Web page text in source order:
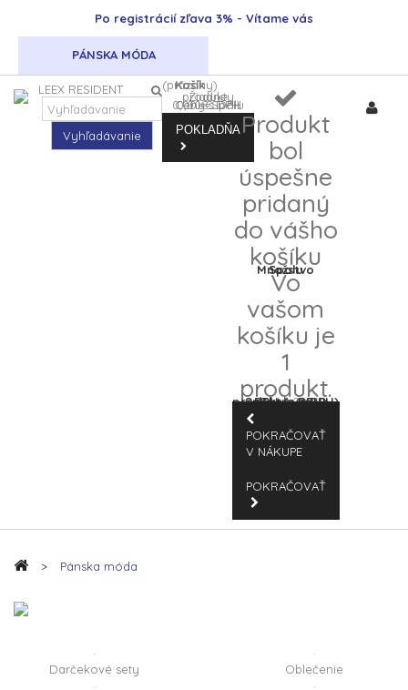
PÁNSKA MÓDA
Po registrácií zľava 3% - Vítame vás
Vyhľadávanie
Košík
(prázdny)
Žiadne produkty
0,00 € DPH
0,00 € Spolu
Ceny s DPH
POKLADŇA Produkt
bol
úspešne
pridaný
do vášho
košíku
Množstvo
Spolu
Vo
vašom
košíku je
1
produkt.
Spolu za produkty: (s DPH)
DPH 0,00 €
Spolu (s DPH)
POKRAČOVAŤ
V NÁKUPE
POKRAČOVAŤ
> Pánska móda
Darčekové sety Oblečenie